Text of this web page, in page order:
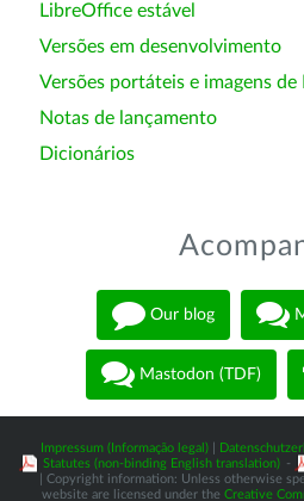
LibreOffice estável
Versões em desenvolvimento
Versões portáteis e imagens de
Notas de lançamento
Dicionários
Our blog
Mastodon (TDF)
Impressum (Informação legal)
Statutes (non-binding English translation) -
| Copyright information: Unless otherwise
website are licensed under the Creative